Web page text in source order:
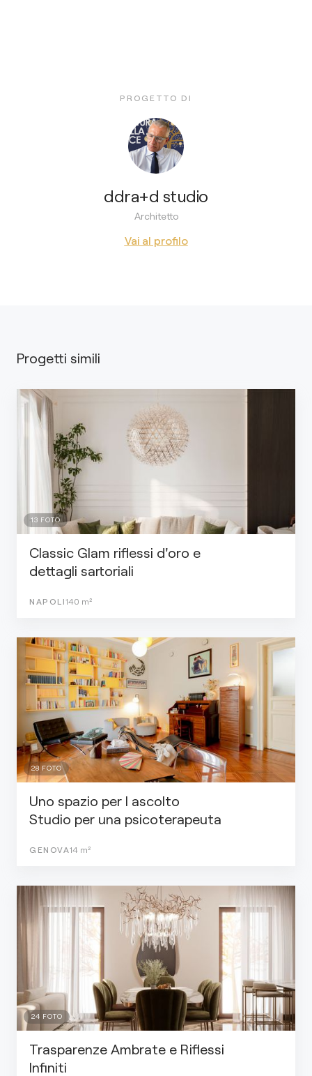
PROGETTO DI
ddra+d studio
Architetto
Vai al profilo
Progetti simili
13 FOTO
Classic Glam riflessi d'oro e
dettagli sartoriali
NAPOLI140 m²
28FOTO
Uno spazio per l ascolto
Studio per una psicoterapeuta
GENOVA14 m²
24 FOTO
Trasparenze Ambrate e Riflessi
Infiniti